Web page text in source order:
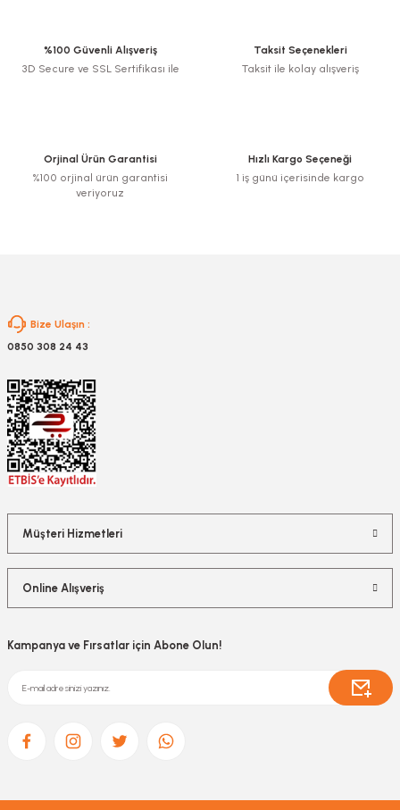
%100 Güvenli Alışveriş
3D Secure ve SSL Sertifikası ile
Taksit Seçenekleri
Taksit ile kolay alışveriş
Orjinal Ürün Garantisi
%100 orjinal ürün garantisi
veriyoruz
Hızlı Kargo Seçeneği
1 iş günü içerisinde kargo
Bize Ulaşın :
0850 308 24 43
Müşteri Hizmetleri
Online Alışveriş
Kampanya ve Fırsatlar için Abone Olun!